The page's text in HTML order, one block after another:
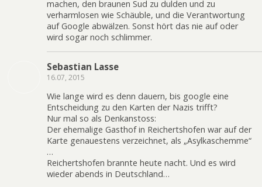
machen, den braunen Sud zu dulden und zu
verharmlosen wie Schäuble, und die Verantwortung
auf Google abwälzen. Sonst hört das nie auf oder
wird sogar noch schlimmer.
Sebastian Lasse
16.07, 2015
Wie lange wird es denn dauern, bis google eine
Entscheidung zu den Karten der Nazis trifft?
Nur mal so als Denkanstoss:
Der ehemalige Gasthof in Reichertshofen war auf der
Karte genauestens verzeichnet, als „Asylkaschemme“
…
Reichertshofen brannte heute nacht. Und es wird
wieder abends in Deutschland…